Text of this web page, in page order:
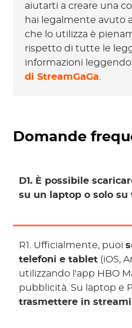
aiutarti a creare una
hai legalmente avuto
che lo utilizza è
rispetto di tutte le
informazioni leggendo
di StreamGaGa
Domande
D1. È possibile
su un laptop o solo su
R1. Ufficialmente, puoi
telefoni e tablet (iOS,
utilizzando l'app HBO
pubblicità. Su laptop e
trasmettere in